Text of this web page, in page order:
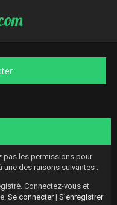
pas les permissions pour
une des raisons suivantes :
Connectez-vous et
Se connecter| S’enregistrer